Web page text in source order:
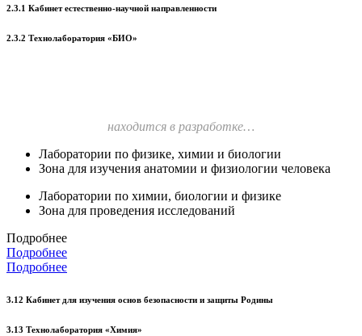
2.3.1 Кабинет естественно-научной направленности
2.3.2 Технолаборатория «БИО»
находится в разработке…
Лаборатории по физике, химии и биологии
Зона для изучения анатомии и физиологии человека
Лаборатории по химии, биологии и физике
Зона для проведения исследований
Подробнее
Подробнее
Подробнее
3.12 Кабинет для изучения основ безопасности и защиты Родины
3.13 Технолаборатория «Химия»